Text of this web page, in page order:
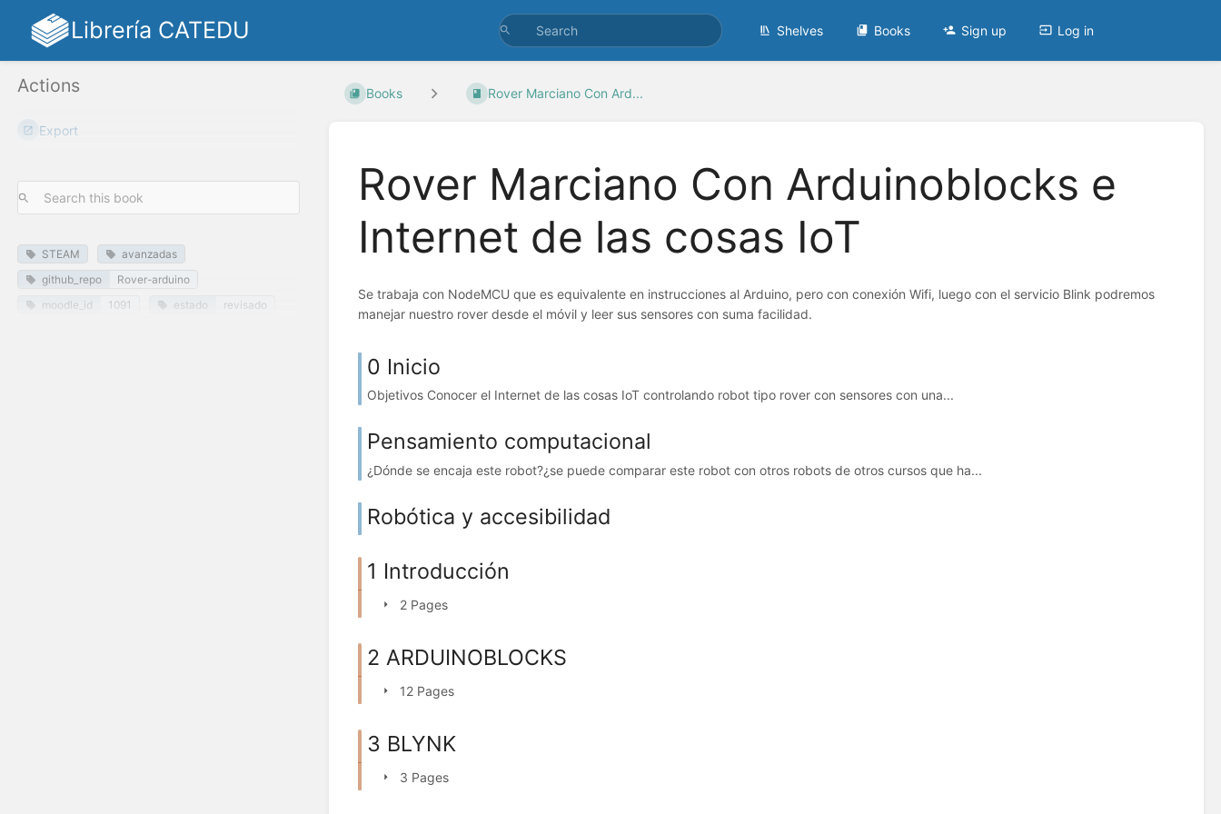
Librería CATEDU Shelves Books Sign up Log in
Actions
Export
STEAM
avanzadas
github_repo
Rover-arduino
moodle_id
1091 estado revisado
Books Rover Marciano Con Ard...
Rover Marciano Con Arduinoblocks e
Internet de las cosas IoT
Se trabaja con NodeMCU que es equivalente en instrucciones al Arduino, pero con conexión Wifi, luego con el servicio Blink podremos
manejar nuestro rover desde el móvil y leer sus sensores con suma facilidad.
0 Inicio
Objetivos Conocer el Internet de las cosas IoT controlando robot tipo rover con sensores con una...
Pensamiento computacional
¿Dónde se encaja este robot?¿se puede comparar este robot con otros robots de otros cursos que ha...
Robótica y accesibilidad
1 Introducción
2 Pages
2 ARDUINOBLOCKS
12 Pages
3 BLYNK
3 Pages